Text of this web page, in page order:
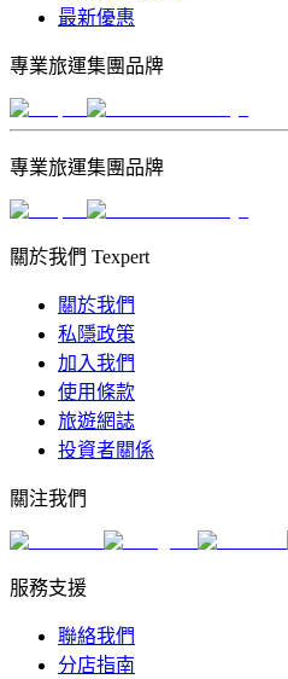
最新優惠
專業旅運集團品牌
專業旅運集團品牌
關於我們 Texpert
關於我們
私隱政策
加入我們
使用條款
旅遊網誌
投資者關係
關注我們
服務支援
聯絡我們
分店指南